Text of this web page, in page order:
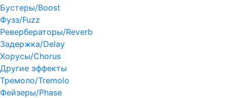
Бустеры/Boost
Фузз/Fuzz
Ревербераторы/Reverb
Задержка/Delay
Хорусы/Chorus
Другие эффекты
Тремоло/Tremolo
Фейзеры/Phase